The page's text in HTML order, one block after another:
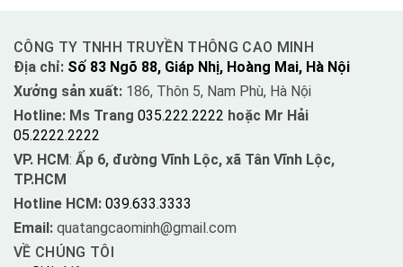
CÔNG TY TNHH TRUYỀN THÔNG CAO MINH
Địa chỉ: Số 83 Ngõ 88, Giáp Nhị, Hoàng Mai, Hà Nội
Xưởng sản xuất: 186, Thôn 5, Nam Phù, Hà Nội
Hotline: Ms Trang 035.222.2222 hoặc Mr Hải
05.2222.2222
VP. HCM: Ấp 6, đường Vĩnh Lộc, xã Tân Vĩnh Lộc,
TP.HCM
Hotline HCM: 039.633.3333
Email: quatangcaominh@gmail.com
VỀ CHÚNG TÔI